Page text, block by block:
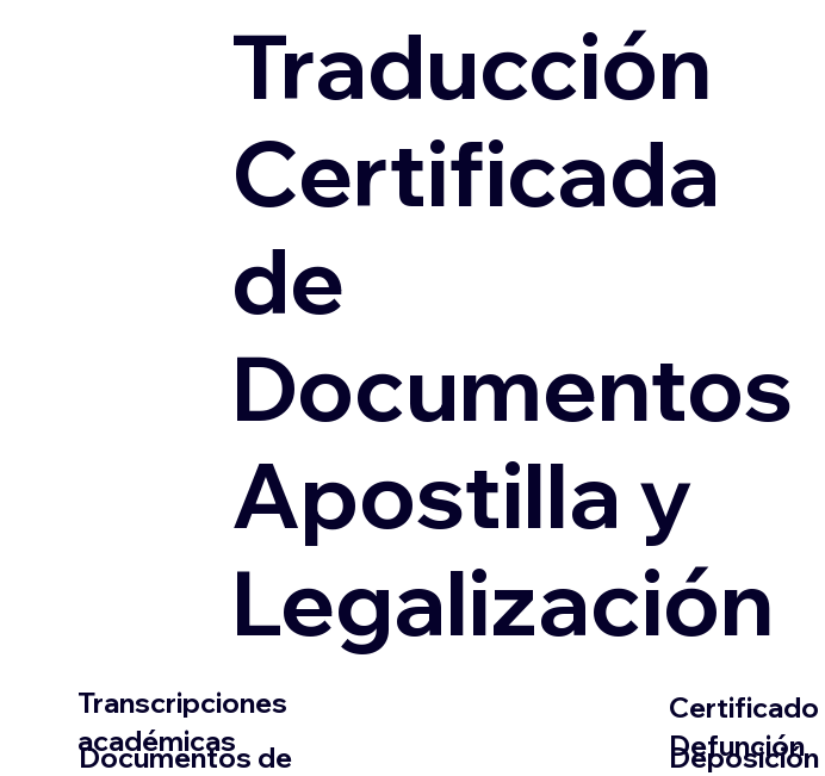
Traducción
Certificada
de
Documentos
Apostilla y
Legalización
Transcripciones
académicas
Documentos de
​Certificado
Defunción
​Deposición